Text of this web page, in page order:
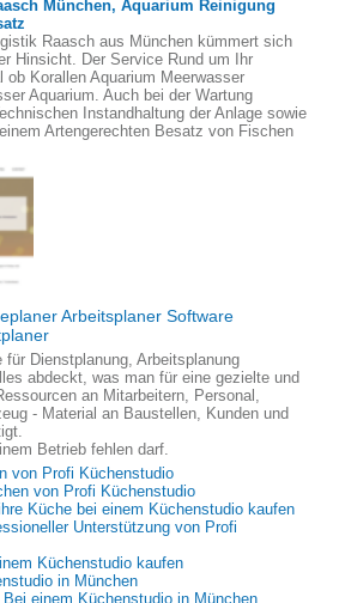
München, Aquarium Reinigung
Raasch aus München kümmert sich
Hinsicht. Der Service Rund um Ihr
Korallen Aquarium Meerwasser
Aquarium. Auch bei der Wartung
Instandhaltung der Anlage sowie
Artengerechten Besatz von Fischen
Arbeitsplaner Software
für Dienstplanung, Arbeitsplanung
abdeckt, was man für eine gezielte und
an Mitarbeitern, Personal,
- Material an Baustellen, Kunden und
Betrieb fehlen darf.
von Profi Küchenstudio
von Profi Küchenstudio
Küche bei einem Küchenstudio kaufen
Unterstützung von Profi
Küchenstudio kaufen
in München
einem Küchenstudio in München